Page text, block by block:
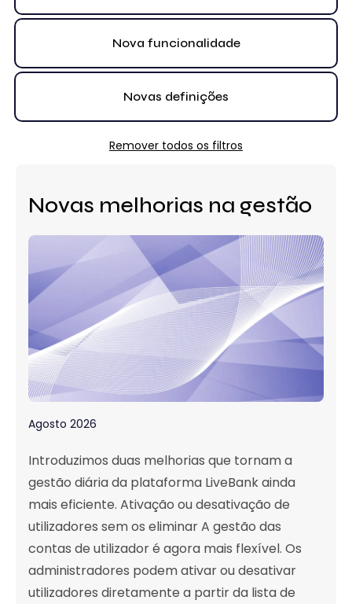
Novas melhorias na gestão
Agosto 2026
Introduzimos duas melhorias que tornam a
gestão diária da plataforma LiveBank ainda
mais eficiente. Ativação ou desativação de
utilizadores sem os eliminar A gestão das
contas de utilizador é agora mais flexível. Os
administradores podem ativar ou desativar
utilizadores diretamente a partir da lista de
Nova funcionalidade
Novas definições
Remover todos os filtros